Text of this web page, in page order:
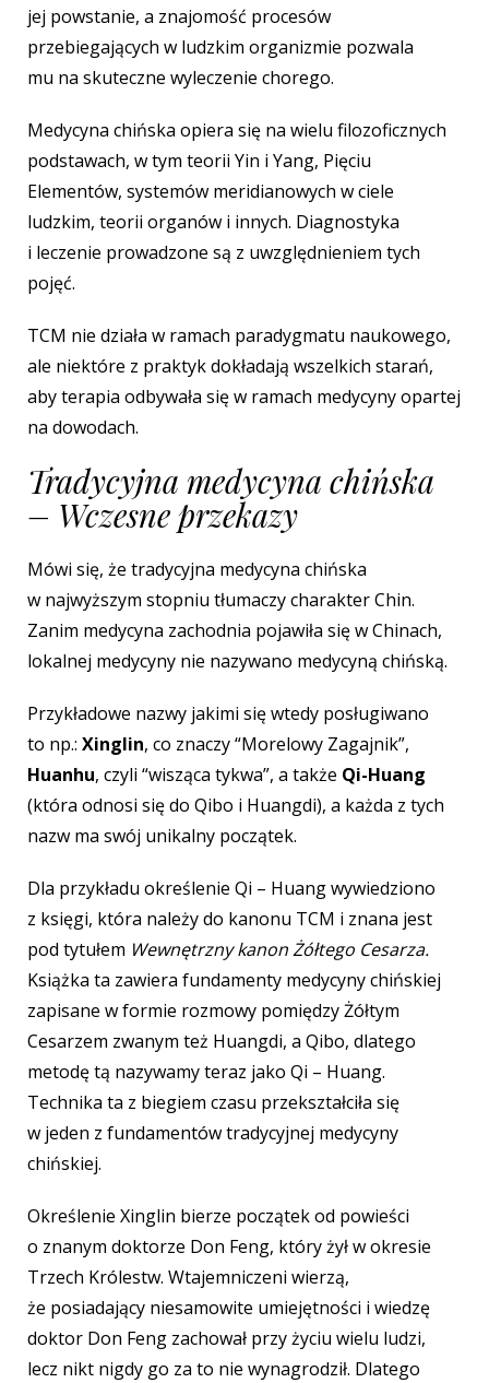
jej powstanie, a znajomość procesów
przebiegających w ludzkim organizmie pozwala
mu na skuteczne wyleczenie chorego.
Medycyna chińska opiera się na wielu filozoficznych
podstawach, w tym teorii Yin i Yang, Pięciu
Elementów, systemów meridianowych w ciele
ludzkim, teorii organów i innych. Diagnostyka
i leczenie prowadzone są z uwzględnieniem tych
pojęć.
TCM nie działa w ramach paradygmatu naukowego,
ale niektóre z praktyk dokładają wszelkich starań,
aby terapia odbywała się w ramach medycyny opartej
na dowodach.
Tradycyjna medycyna chińska
– Wczesne przekazy
Mówi się, że tradycyjna medycyna chińska
w najwyższym stopniu tłumaczy charakter Chin.
Zanim medycyna zachodnia pojawiła się w Chinach,
lokalnej medycyny nie nazywano medycyną chińską.
Przykładowe nazwy jakimi się wtedy posługiwano
to np.: Xinglin, co znaczy “Morelowy Zagajnik”,
Huanhu, czyli “wisząca tykwa”, a także Qi-Huang
(która odnosi się do Qibo i Huangdi), a każda z tych
nazw ma swój unikalny początek.
Dla przykładu określenie Qi – Huang wywiedziono
z księgi, która należy do kanonu TCM i znana jest
pod tytułem Wewnętrzny kanon Żółtego Cesarza.
Książka ta zawiera fundamenty medycyny chińskiej
zapisane w formie rozmowy pomiędzy Żółtym
Cesarzem zwanym też Huangdi, a Qibo, dlatego
metodę tą nazywamy teraz jako Qi – Huang.
Technika ta z biegiem czasu przekształciła się
w jeden z fundamentów tradycyjnej medycyny
chińskiej.
Określenie Xinglin bierze początek od powieści
o znanym doktorze Don Feng, który żył w okresie
Trzech Królestw. Wtajemniczeni wierzą,
że posiadający niesamowite umiejętności i wiedzę
doktor Don Feng zachował przy życiu wielu ludzi,
lecz nikt nigdy go za to nie wynagrodził. Dlatego